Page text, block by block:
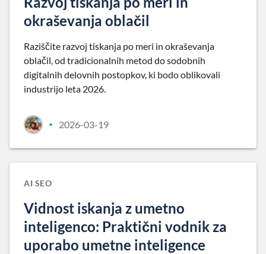
okraševanja oblačil
Raziščite razvoj tiskanja po meri in okraševanja
oblačil, od tradicionalnih metod do sodobnih
digitalnih delovnih postopkov, ki bodo oblikovali
industrijo leta 2026.
• 2026-03-19
AI SEO
Vidnost iskanja z umetno
inteligenco: Praktični vodnik za
uporabo umetne inteligence